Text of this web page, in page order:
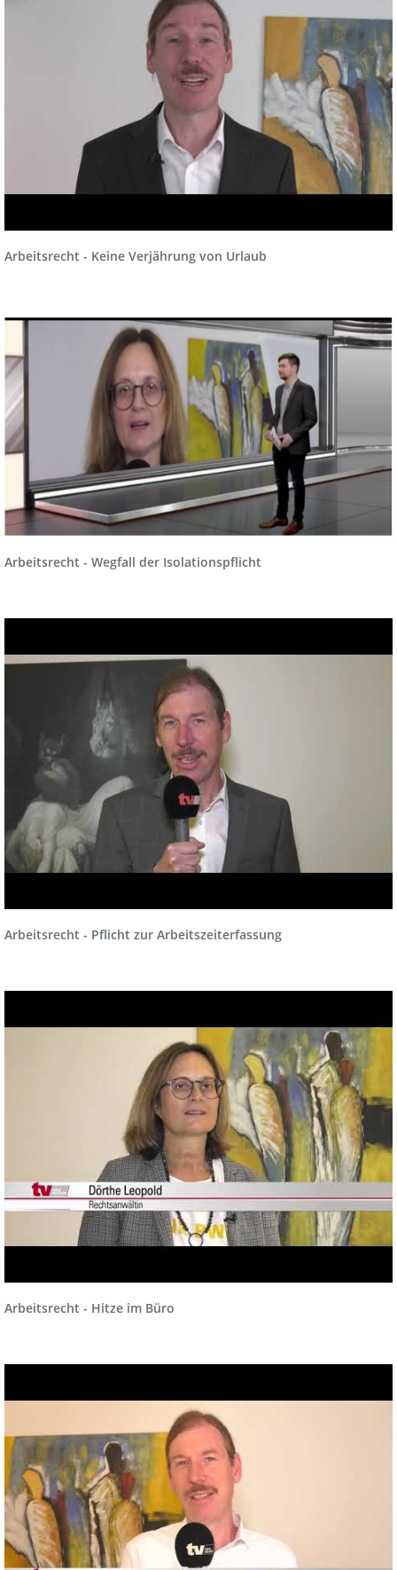
Arbeitsrecht - Keine Verjährung von Urlaub
Arbeitsrecht - Wegfall der Isolationspflicht
Arbeitsrecht - Pflicht zur Arbeitszeiterfassung
Arbeitsrecht - Hitze im Büro